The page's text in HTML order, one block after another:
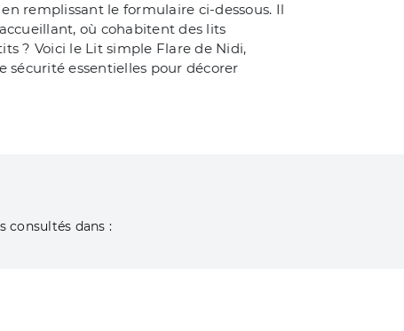
remplissant le formulaire ci-dessous. Il
où cohabitent des lits
? Voici le Lit simple Flare de Nidi,
essentielles pour décorer
consultés dans :